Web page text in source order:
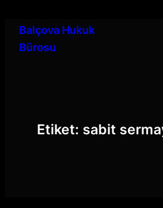
Balçova Hukuk
Bürosu
Etiket: sabit